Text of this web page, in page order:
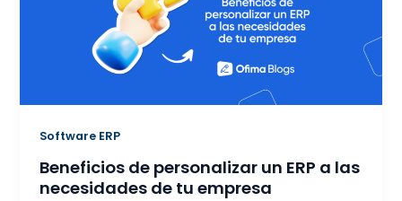
Software ERP
Beneficios de personalizar un ERP a las
necesidades de tu empresa